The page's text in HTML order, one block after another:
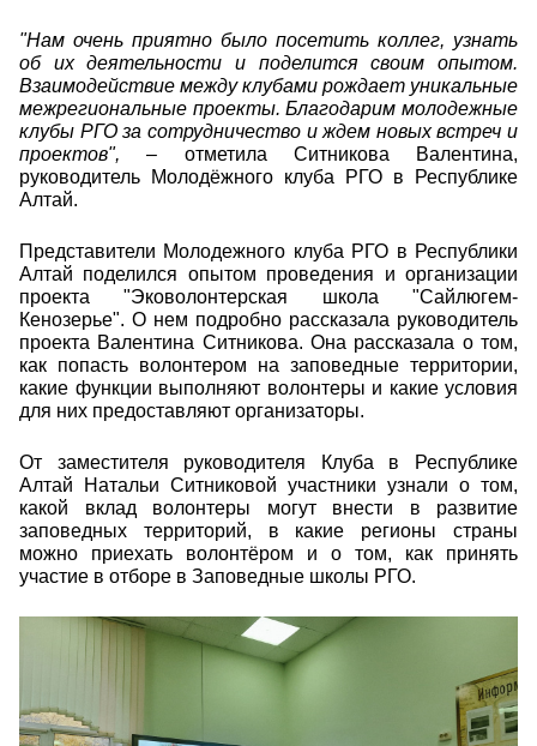
"Нам очень приятно было посетить коллег, узнать
об их деятельности и поделится своим опытом.
Взаимодействие между клубами рождает уникальные
межрегиональные проекты. Благодарим молодежные
клубы РГО за сотрудничество и ждем новых встреч и
проектов", – отметила Ситникова Валентина,
руководитель Молодёжного клуба РГО в Республике
Алтай.
Представители Молодежного клуба РГО в Республики
Алтай поделился опытом проведения и организации
проекта "Эковолонтерская школа "Сайлюгем-
Кенозерье". О нем подробно рассказала руководитель
проекта Валентина Ситникова. Она рассказала о том,
как попасть волонтером на заповедные территории,
какие функции выполняют волонтеры и какие условия
для них предоставляют организаторы.
От заместителя руководителя Клуба в Республике
Алтай Натальи Ситниковой участники узнали о том,
какой вклад волонтеры могут внести в развитие
заповедных территорий, в какие регионы страны
можно приехать волонтёром и о том, как принять
участие в отборе в Заповедные школы РГО.
jueuyk7vxec.jpg